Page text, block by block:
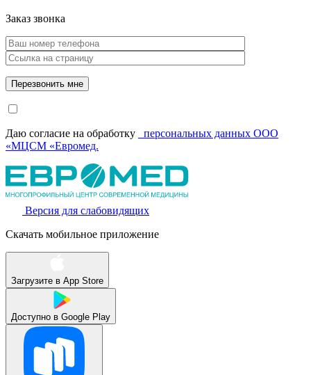
Заказ звонка
Даю согласие на обработку
персональных данных ООО
«МЦСМ «Евромед.
Версия для слабовидящих
Скачать мобильное приложение
Загрузите в App Store
Доступно в Google Play